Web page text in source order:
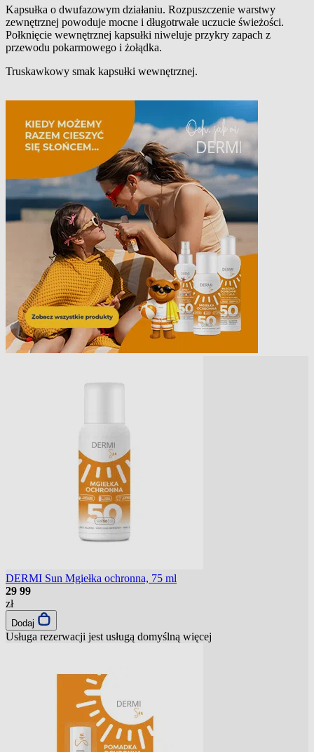
Opis produktu
Kapsułka o dwufazowym działaniu. Rozpuszczenie warstwy
zewnętrznej powoduje mocne i długotrwałe uczucie świeżości.
Połknięcie wewnętrznej kapsułki niweluje przykry zapach z
przewodu pokarmowego i żołądka.
Truskawkowy smak kapsułki wewnętrznej.
DERMI Sun Mgiełka ochronna, 75 ml
29 99
zł
Dodaj
Usługa rezerwacji jest usługą domyślną więcej